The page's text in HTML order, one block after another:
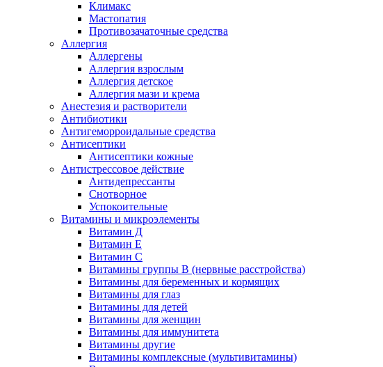
Климакс
Мастопатия
Противозачаточные средства
Аллергия
Аллергены
Аллергия взрослым
Аллергия детское
Аллергия мази и крема
Анестезия и растворители
Антибиотики
Антигеморроидальные средства
Антисептики
Антисептики кожные
Антистрессовое действие
Антидепрессанты
Снотворное
Успокоительные
Витамины и микроэлементы
Витамин Д
Витамин Е
Витамин С
Витамины группы В (нервные расстройства)
Витамины для беременных и кормящих
Витамины для глаз
Витамины для детей
Витамины для женщин
Витамины для иммунитета
Витамины другие
Витамины комплексные (мультивитамины)